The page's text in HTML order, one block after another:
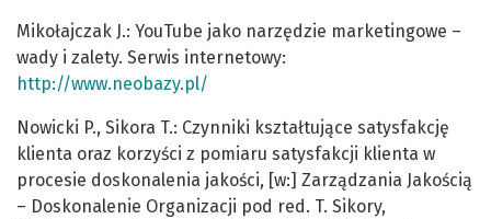
Mikołajczak J.: YouTube jako narzędzie marketingowe –
wady i zalety. Serwis internetowy:
http://www.neobazy.pl/
Nowicki P., Sikora T.: Czynniki kształtujące satysfakcję
klienta oraz korzyści z pomiaru satysfakcji klienta w
procesie doskonalenia jakości, [w:] Zarządzania Jakością
– Doskonalenie Organizacji pod red. T. Sikory,